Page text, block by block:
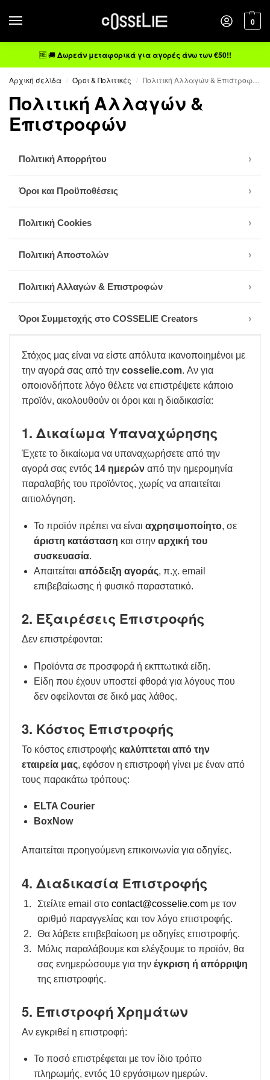
0
🆓 🚚Δωρεάν μεταφορικά για αγορές άνω των €50!!
Αρχική σελίδα / Όροι & Πολιτικές / Πολιτική Αλλαγών & Επιστροφών
Πολιτική Αλλαγών &
Επιστροφών
Πολιτική Απορρήτου ›
Όροι και Προϋποθέσεις ›
Πολιτική Cookies ›
Πολιτική Αποστολών ›
Πολιτική Αλλαγών & Επιστροφών ›
Όροι Συμμετοχής στο COSSELIE Creators ›
Στόχος μας είναι να είστε απόλυτα ικανοποιημένοι με
την αγορά σας από την cosselie.com. Αν για
οποιονδήποτε λόγο θέλετε να επιστρέψετε κάποιο
προϊόν, ακολουθούν οι όροι και η διαδικασία:
1. Δικαίωμα Υπαναχώρησης
Έχετε το δικαίωμα να υπαναχωρήσετε από την
αγορά σας εντός 14 ημερών από την ημερομηνία
παραλαβής του προϊόντος, χωρίς να απαιτείται
αιτιολόγηση.
Το προϊόν πρέπει να είναι αχρησιμοποίητο, σε
άριστη κατάσταση και στην αρχική του
συσκευασία.
Απαιτείται απόδειξη αγοράς, π.χ. email
επιβεβαίωσης ή φυσικό παραστατικό.
2. Εξαιρέσεις Επιστροφής
Δεν επιστρέφονται:
Προϊόντα σε προσφορά ή εκπτωτικά είδη.
Είδη που έχουν υποστεί φθορά για λόγους που
δεν οφείλονται σε δικό μας λάθος.
3. Κόστος Επιστροφής
Το κόστος επιστροφής καλύπτεται από την
εταιρεία μας, εφόσον η επιστροφή γίνει με έναν από
τους παρακάτω τρόπους:
ELTA Courier
BoxNow
Απαιτείται προηγούμενη επικοινωνία για οδηγίες.
4. Διαδικασία Επιστροφής
Στείλτε email στο contact@cosselie.com με τον
αριθμό παραγγελίας και τον λόγο επιστροφής.
Θα λάβετε επιβεβαίωση με οδηγίες επιστροφής.
Μόλις παραλάβουμε και ελέγξουμε το προϊόν, θα
σας ενημερώσουμε για την έγκριση ή απόρριψη
της επιστροφής.
5. Επιστροφή Χρημάτων
Αν εγκριθεί η επιστροφή:
Το ποσό επιστρέφεται με τον ίδιο τρόπο
πληρωμής, εντός 10 εργάσιμων ημερών.